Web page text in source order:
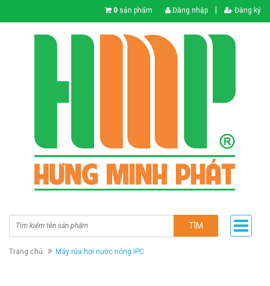
0 sản phẩm Đăng nhập Đăng ký
TÌM
Trang chủ Máy rửa hơi nước nóng IPC